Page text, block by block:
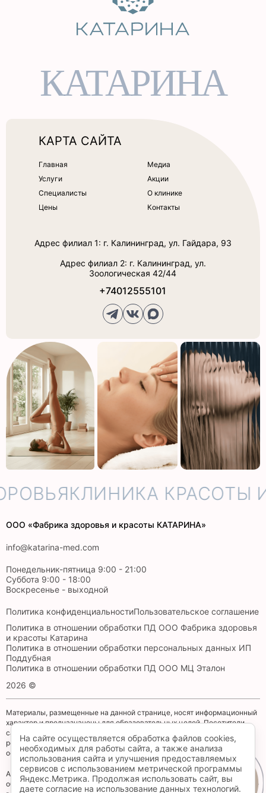
КАТАРИНА
КАРТА САЙТА
Главная
Услуги
Специалисты
Цены
Медиа
Акции
О клинике
Контакты
Адрес филиал 1: г. Калининград, ул. Гайдара, 93
Адрес филиал 2: г. Калининград, ул.
Зоологическая 42/44
+74012555101
КЛИНИКА КРАСОТЫ И
ООО «Фабрика здоровья и красоты КАТАРИНА»
info@katarina-med.com
Понедельник-пятница 9:00 - 21:00
Суббота 9:00 - 18:00
Воскресенье - выходной
Политика конфиденциальностиПользовательское соглашение
Политика в отношении обработки ПД ООО Фабрика здоровья
и красоты Катарина
Политика в отношении обработки персональных данных ИП
Поддубная
Политика в отношении обработки ПД ООО МЦ Эталон
2026 ©
Материалы, размещенные на данной странице, носят информационный
характер и предназначены для образовательных целей. Посетители
сайта не должны использовать их в качестве медицинских
рекомендаций. Определение диагноза и выбор методики лечения
остается исключительной прерогативой вашего лечащего врача!
Администрация клиники принимает все меры по своевременному
обновлению размещенного на сайте прайс-листа, однако во избежание
Запись
На сайте осуществляется обработка файлов cookies,
необходимых для работы сайта, а также анализа
использования сайта и улучшения предоставляемых
сервисов с использованием метрической программы
Яндекс.Метрика. Продолжая использовать сайт, вы
даете согласие на использование данных технологий.